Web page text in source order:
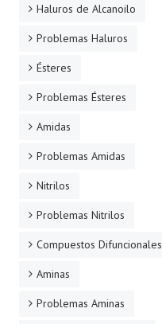
Haluros de Alcanoilo
Problemas Haluros
Ésteres
Problemas Ésteres
Amidas
Problemas Amidas
Nitrilos
Problemas Nitrilos
Compuestos Difuncionales
Aminas
Problemas Aminas